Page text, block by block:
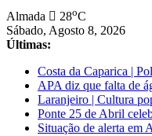
Saltar
para
conteúdo
Almada 28oC
Sábado, Agosto 8, 2026
Últimas:
Costa da Caparica |
APA diz que falta de
Laranjeiro | Cultura
Ponte 25 de Abril
Situação de alerta em